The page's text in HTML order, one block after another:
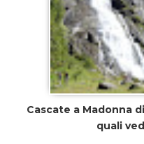
Cascate a Madonna
quali